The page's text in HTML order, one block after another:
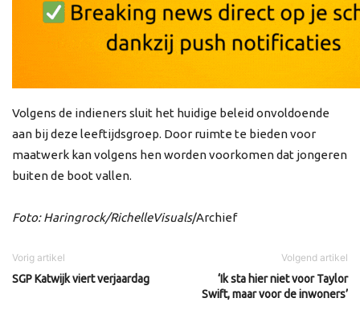
Volgens de indieners sluit het huidige beleid onvoldoende
aan bij deze leeftijdsgroep. Door ruimte te bieden voor
maatwerk kan volgens hen worden voorkomen dat jongeren
buiten de boot vallen.
Foto: Haringrock/RichelleVisuals/Archief
Vorig artikel
SGP Katwijk viert verjaardag
Volgend artikel
‘Ik sta hier niet voor Taylor
Swift, maar voor de inwoners’